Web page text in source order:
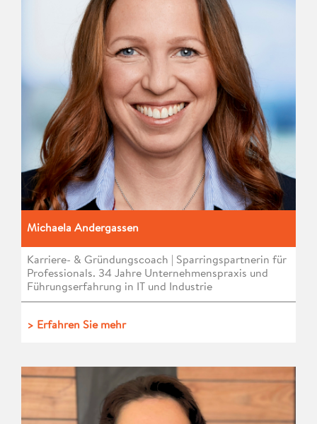
Michaela Andergassen
Karriere- & Gründungscoach | Sparringspartnerin für
Professionals. 34 Jahre Unternehmenspraxis und
Führungserfahrung in IT und Industrie
> Erfahren Sie mehr